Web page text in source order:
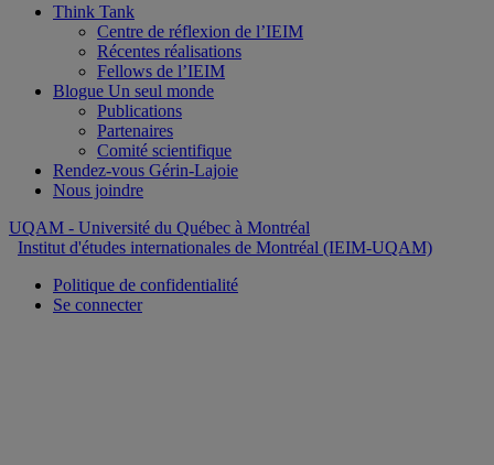
Think Tank
Centre de réflexion de l’IEIM
Récentes réalisations
Fellows de l’IEIM
Blogue Un seul monde
Publications
Partenaires
Comité scientifique
Rendez-vous Gérin-Lajoie
Nous joindre
UQAM - Université du Québec à Montréal
Institut d'études internationales de Montréal (IEIM-UQAM)
Politique de confidentialité
Se connecter